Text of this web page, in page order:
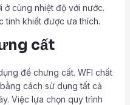
ở cùng nhiệt độ với nước.
tinh khiết được ưa thích.
cất
để chưng cất. WFI chất
cách sử dụng tất cả
Việc lựa chọn quy trình